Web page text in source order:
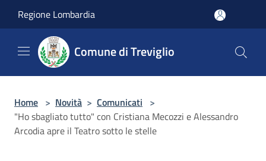
Regione Lombardia
Comune di Treviglio
Home > Novità > Comunicati >
"Ho sbagliato tutto" con Cristiana Mecozzi e Alessandro
Arcodia apre il Teatro sotto le stelle